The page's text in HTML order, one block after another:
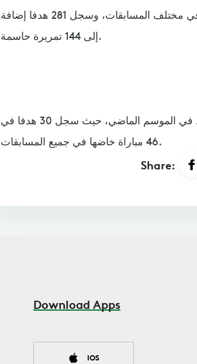
وخاض بنزيما 560 مباراة بقميص "الميرينغي" في مختلف المسابقات، وسجل 281 هدفا إضافة
إلى 144 تمريرة حاسمة.
وظهر كريم بنزيما بشكل مميز رفقة ريال مدريد في الموسم الماضي، حيث سجل 30 هدفا في
46 مباراة خاضها في جميع المسابقات.
Share:
Download Apps
IOS